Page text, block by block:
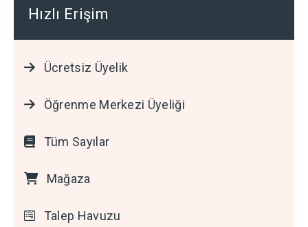
Hızlı Erişim
Ücretsiz Üyelik
Öğrenme Merkezi Üyeliği
Tüm Sayılar
Mağaza
Talep Havuzu